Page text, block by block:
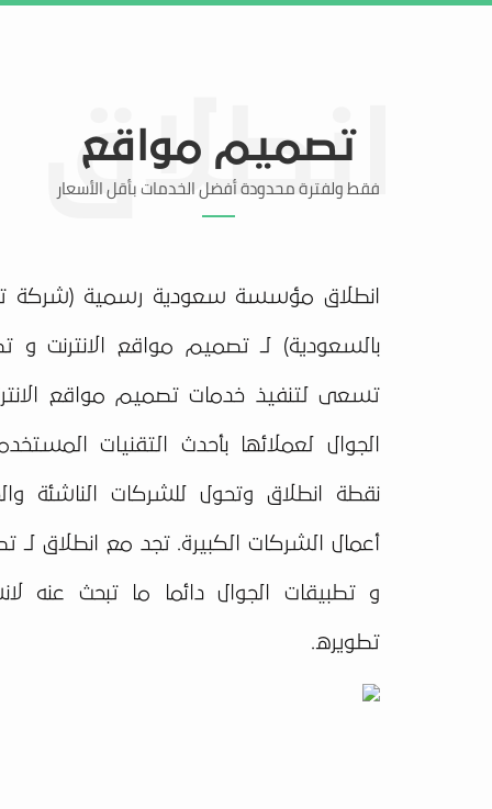
تصميم مواقع
فقط ولفترة محدودة أفضل الخدمات بأقل الأسعار
انطلاق مؤسسة سعودية رسمية (شركة
بالسعودية) لـ تصميم مواقع الانترنت و
تسعى لتنفيذ خدمات تصميم مواقع
الجوال لعملائها بأحدث التقنيات
نقطة انطلاق وتحول للشركات الناشئة
أعمال الشركات الكبيرة. تجد مع انطلاق لـ
و تطبيقات الجوال دائما ما تبحث عنه
تطويره.